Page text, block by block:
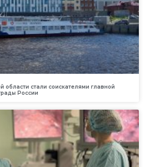
области стали соискателями главной
России